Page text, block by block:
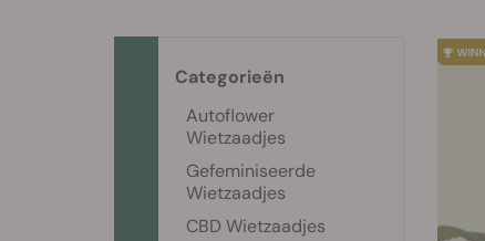
Categorieën
Autoflower
Wietzaadjes
Gefeminiseerde
Wietzaadjes
CBD Wietzaadjes